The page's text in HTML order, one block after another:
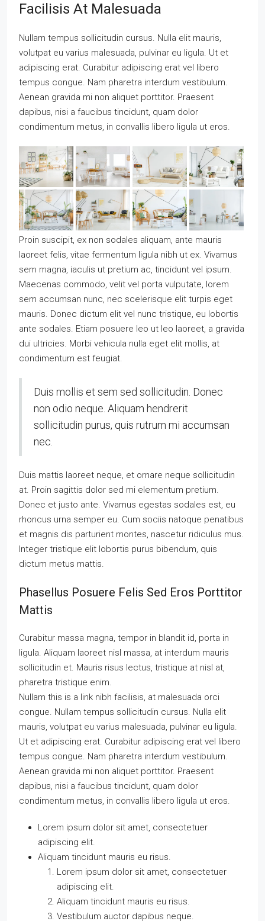
Facilisis At Malesuada
Nullam tempus sollicitudin cursus. Nulla elit mauris,
volutpat eu varius malesuada, pulvinar eu ligula. Ut et
adipiscing erat. Curabitur adipiscing erat vel libero
tempus congue. Nam pharetra interdum vestibulum.
Aenean gravida mi non aliquet porttitor. Praesent
dapibus, nisi a faucibus tincidunt, quam dolor
condimentum metus, in convallis libero ligula ut eros.
Proin suscipit, ex non sodales aliquam, ante mauris
laoreet felis, vitae fermentum ligula nibh ut ex. Vivamus
sem magna, iaculis ut pretium ac, tincidunt vel ipsum.
Maecenas commodo, velit vel porta vulputate, lorem
sem accumsan nunc, nec scelerisque elit turpis eget
mauris. Donec dictum elit vel nunc tristique, eu lobortis
ante sodales. Etiam posuere leo ut leo laoreet, a gravida
dui ultricies. Morbi vehicula nulla eget elit mollis, at
condimentum est feugiat.
Duis mollis et sem sed sollicitudin. Donec
non odio neque. Aliquam hendrerit
sollicitudin purus, quis rutrum mi accumsan
nec.
Duis mattis laoreet neque, et ornare neque sollicitudin
at. Proin sagittis dolor sed mi elementum pretium.
Donec et justo ante. Vivamus egestas sodales est, eu
rhoncus urna semper eu. Cum sociis natoque penatibus
et magnis dis parturient montes, nascetur ridiculus mus.
Integer tristique elit lobortis purus bibendum, quis
dictum metus mattis.
Phasellus Posuere Felis Sed Eros Porttitor
Mattis
Curabitur massa magna, tempor in blandit id, porta in
ligula. Aliquam laoreet nisl massa, at interdum mauris
sollicitudin et. Mauris risus lectus, tristique at nisl at,
pharetra tristique enim.
Nullam this is a link nibh facilisis, at malesuada orci
congue. Nullam tempus sollicitudin cursus. Nulla elit
mauris, volutpat eu varius malesuada, pulvinar eu ligula.
Ut et adipiscing erat. Curabitur adipiscing erat vel libero
tempus congue. Nam pharetra interdum vestibulum.
Aenean gravida mi non aliquet porttitor. Praesent
dapibus, nisi a faucibus tincidunt, quam dolor
condimentum metus, in convallis libero ligula ut eros.
Lorem ipsum dolor sit amet, consectetuer
adipiscing elit.
Aliquam tincidunt mauris eu risus.
Lorem ipsum dolor sit amet, consectetuer
adipiscing elit.
Aliquam tincidunt mauris eu risus.
Vestibulum auctor dapibus neque.